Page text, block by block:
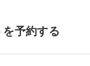
予約する